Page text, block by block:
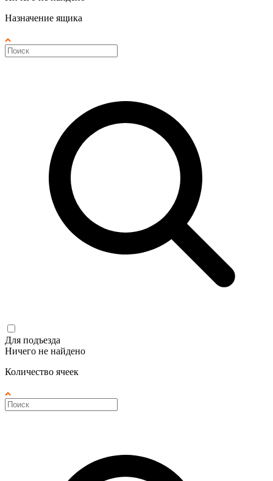
Назначение ящика
Для подъезда
Ничего не найдено
Количество ячеек